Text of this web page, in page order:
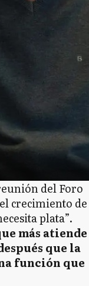
del Foro
crecimiento de
plata”.
más atiende
que la
función que